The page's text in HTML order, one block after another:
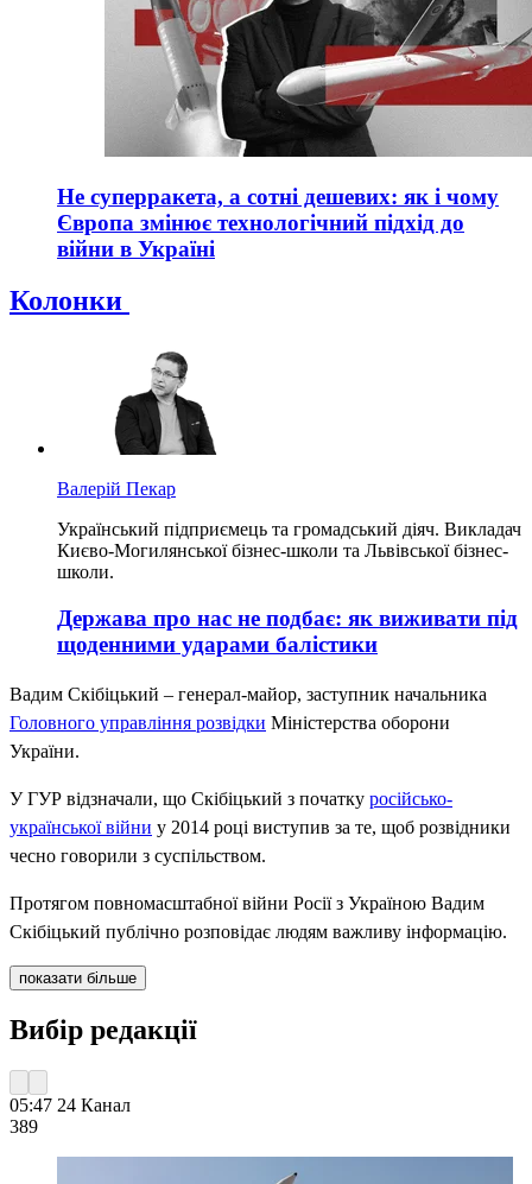
Не суперракета, а сотні дешевих: як і чому
Європа змінює технологічний підхід до
війни в Україні
Колонки
Валерій Пекар
Український підприємець та громадський діяч. Викладач
Києво-Могилянської бізнес-школи та Львівської бізнес-
школи.
Держава про нас не подбає: як виживати під
щоденними ударами балістики
Вадим Скібіцький – генерал-майор, заступник начальника
Головного управління розвідки Міністерства оборони
України.
У ГУР відзначали, що Скібіцький з початку російсько-
української війни у 2014 році виступив за те, щоб розвідники
чесно говорили з суспільством.
Протягом повномасштабної війни Росії з Україною Вадим
Скібіцький публічно розповідає людям важливу інформацію.
показати більше
Вибір редакції
05:47 24 Канал
389